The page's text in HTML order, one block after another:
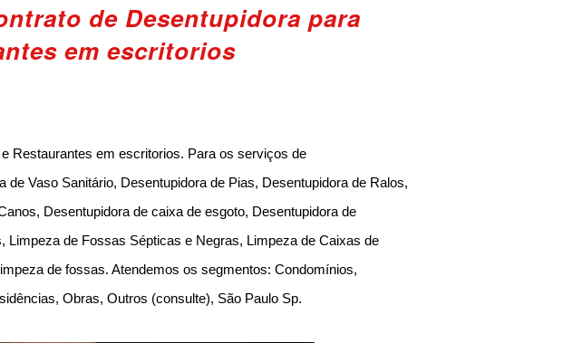
de Desentupidora para
em escritorios
Restaurantes em escritorios. Para os serviços de
Vaso Sanitário, Desentupidora de Pias, Desentupidora de Ralos,
Desentupidora de caixa de esgoto, Desentupidora de
Limpeza de Fossas Sépticas e Negras, Limpeza de Caixas de
de fossas. Atendemos os segmentos: Condomínios,
Obras, Outros (consulte), São Paulo Sp.